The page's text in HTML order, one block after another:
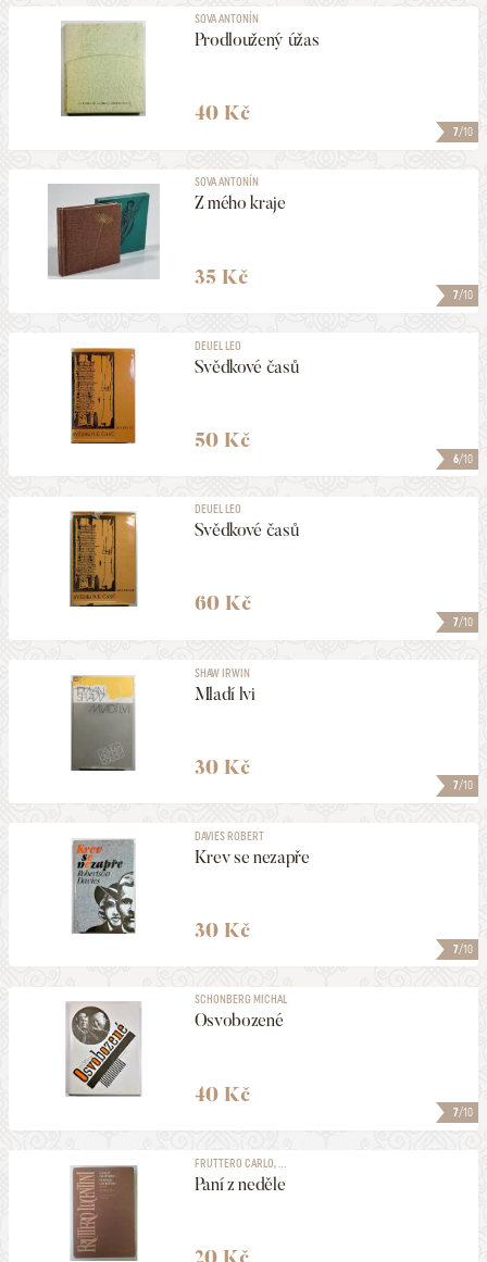
7/10
SOVA ANTONÍN
Prodloužený úžas
40 Kč
7/10
SOVA ANTONÍN
Z mého kraje
35 Kč
6/10
DEUEL LEO
Svědkové časů
50 Kč
7/10
DEUEL LEO
Svědkové časů
60 Kč
7/10
SHAW IRWIN
Mladí lvi
30 Kč
7/10
DAVIES ROBERT
Krev se nezapře
30 Kč
7/10
SCHONBERG MICHAL
Osvobozené
40 Kč
FRUTTERO CARLO, ...
Paní z neděle